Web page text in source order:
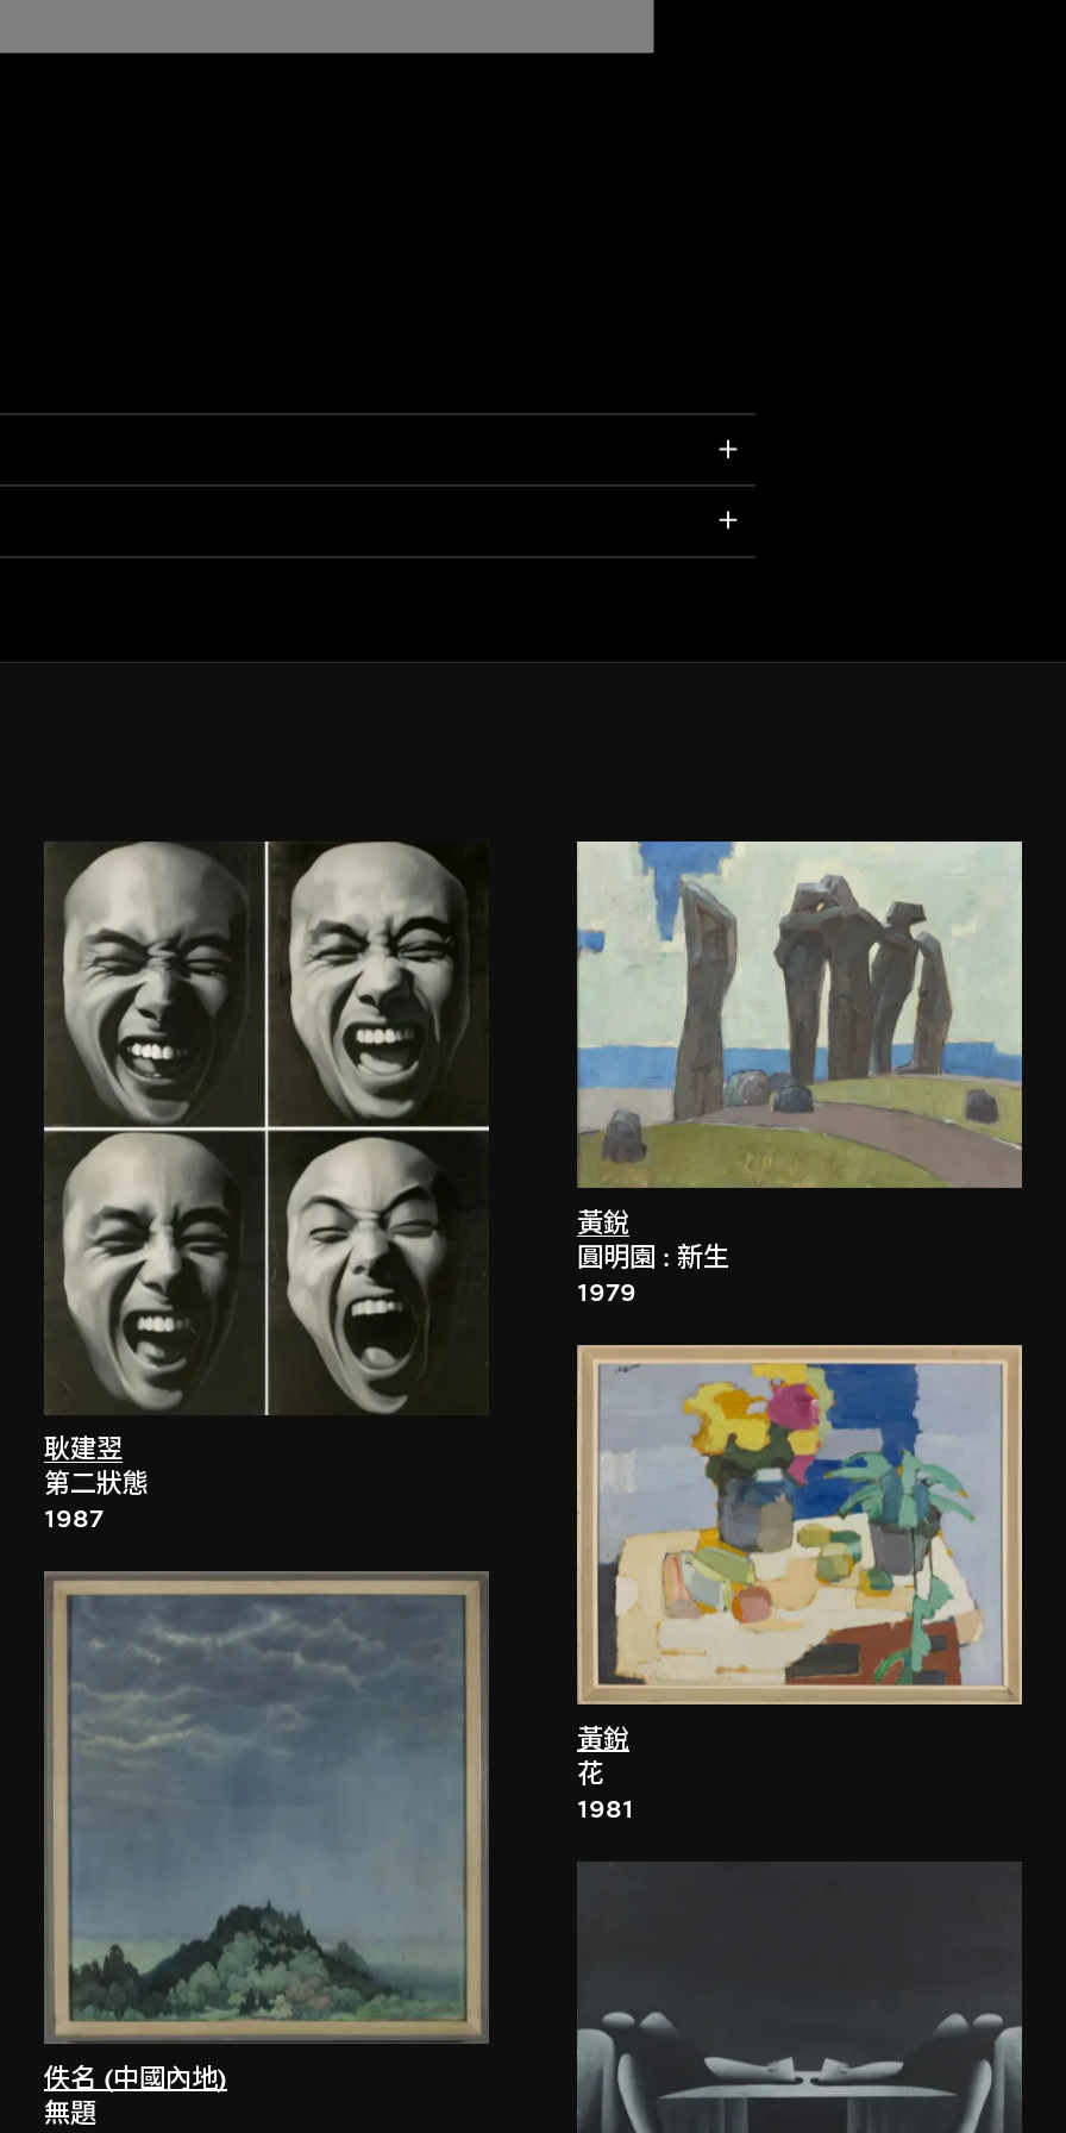
耿建翌
第二狀態
1987
佚名 (中國內地)
無題
黃銳
圓明園 : 新生
1979
黃銳
花
1981